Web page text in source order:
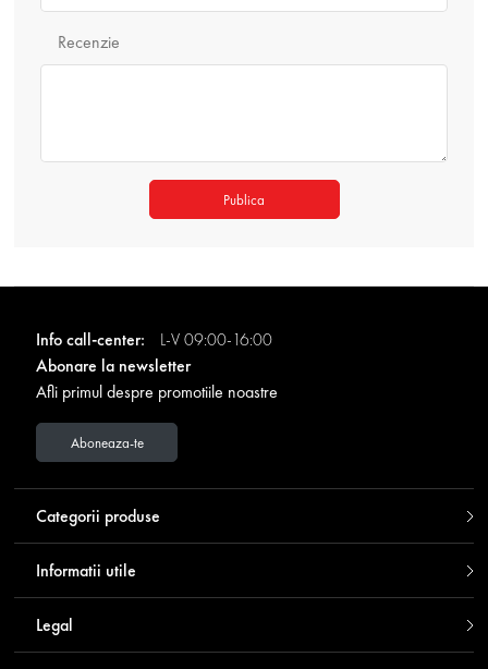
Recenzie
Publica
Info call-center:
L-V 09:00-16:00
Abonare la newsletter
Afli primul despre promotiile noastre
Aboneaza-te
Categorii produse
Informatii utile
Legal